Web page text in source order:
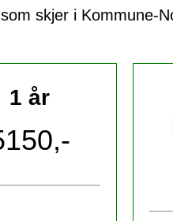
skjer i Kommune-
1 år